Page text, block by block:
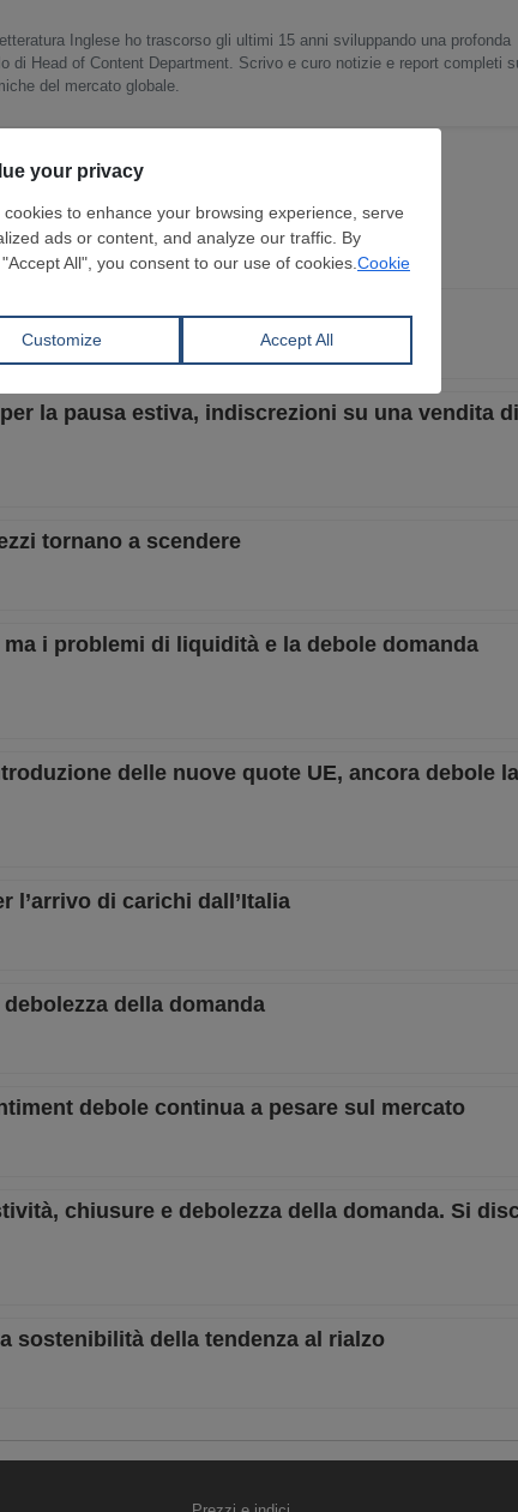
Inglese ho trascorso gli ultimi 15 anni sviluppando una profonda
di Head of Content Department. Scrivo e curo notizie e report completi
del mercato globale.
continua a indebolirsi ad agosto
la pausa estiva, indiscrezioni su una vendita
tornano a scendere
i problemi di liquidità e la debole domanda
delle nuove quote UE, ancora debole la
l’arrivo di carichi dall’Italia
della domanda
debole continua a pesare sul mercato
chiusure e debolezza della domanda. Si
sostenibilità della tendenza al rialzo